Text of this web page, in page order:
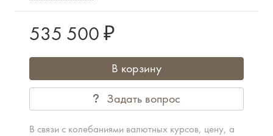
535 500 ₽
В корзину
Задать вопрос
В связи с колебаниями валютных курсов, цену, а